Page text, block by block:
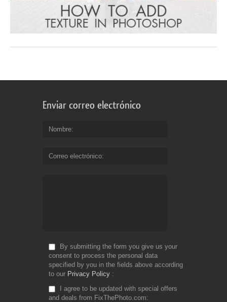
Enviar correo electrónico
Nombre
Correo electrónico
By submitting the form you give us your
consent to process the personal data
specified by you in the fields above according
to our Privacy Policy
I agree to be updated with special offers
and deals from FixThePhoto.com